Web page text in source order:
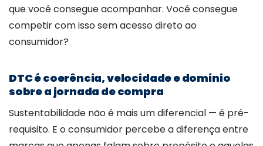
que você consegue acompanhar. Você consegue
competir com isso sem acesso direto ao
consumidor?
DTC é coerência, velocidade e domínio
sobre a jornada de compra
Sustentabilidade não é mais um diferencial — é pré-
requisito. E o consumidor percebe a diferença entre